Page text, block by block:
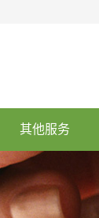
其他服务
其他服务